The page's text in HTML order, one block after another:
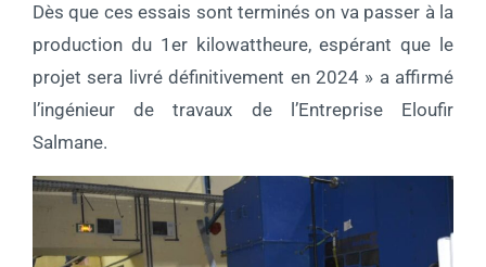
Dès que ces essais sont terminés on va passer à la
production du 1er kilowattheure, espérant que le
projet sera livré définitivement en 2024 » a affirmé
l’ingénieur de travaux de l’Entreprise Eloufir
Salmane.